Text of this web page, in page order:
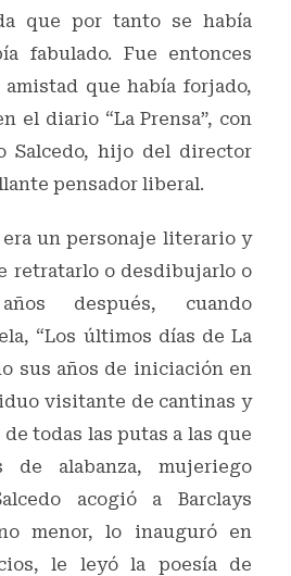
que por tanto se había
fabulado. Fue entonces
que había forjado,
el diario “La Prensa”, con
Salcedo, hijo del director
pensador liberal.
era un personaje literario y
retratarlo o desdibujarlo o
después, cuando
“Los últimos días de La
sus años de iniciación en
visitante de cantinas y
todas las putas a las que
de alabanza, mujeriego
acogió a Barclays
menor, lo inauguró en
le leyó la poesía de